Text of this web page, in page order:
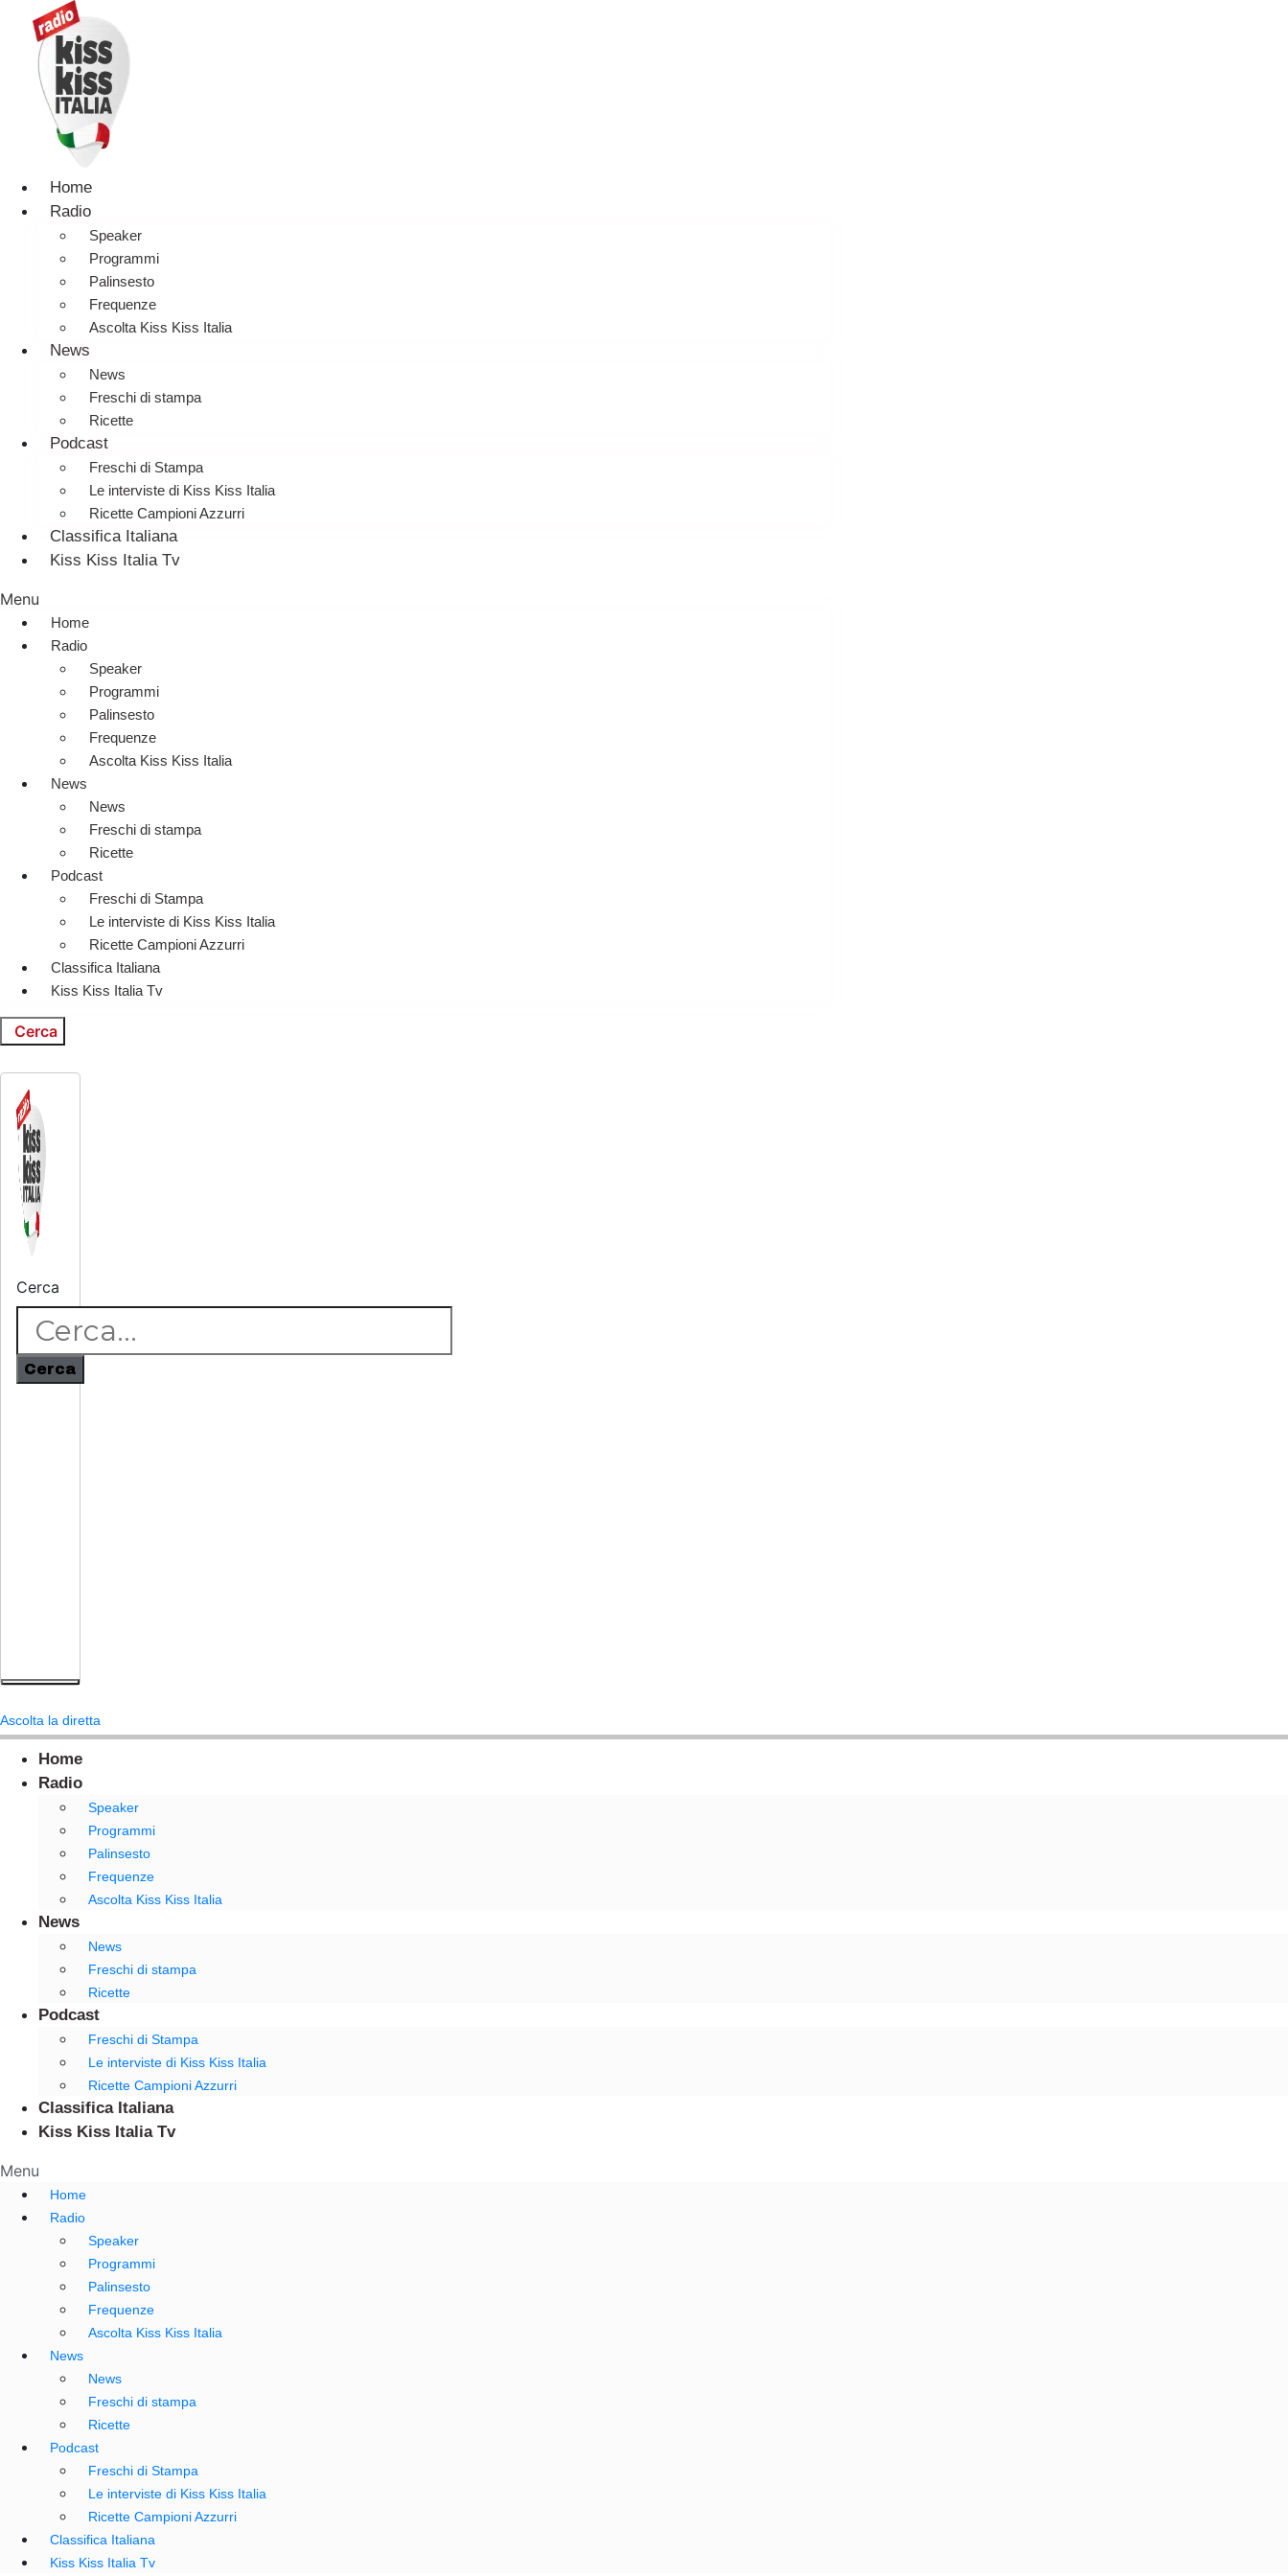
Home
Radio
Speaker
Programmi
Palinsesto
Frequenze
Ascolta Kiss Kiss Italia
News
News
Freschi di stampa
Ricette
Podcast
Freschi di Stampa
Le interviste di Kiss Kiss Italia
Ricette Campioni Azzurri
Classifica Italiana
Kiss Kiss Italia Tv
Menu
Home
Radio
Speaker
Programmi
Palinsesto
Frequenze
Ascolta Kiss Kiss Italia
News
News
Freschi di stampa
Ricette
Podcast
Freschi di Stampa
Le interviste di Kiss Kiss Italia
Ricette Campioni Azzurri
Classifica Italiana
Kiss Kiss Italia Tv
Cerca
Cerca
Cerca
Ascolta la diretta
Home
Radio
Speaker
Programmi
Palinsesto
Frequenze
Ascolta Kiss Kiss Italia
News
News
Freschi di stampa
Ricette
Podcast
Freschi di Stampa
Le interviste di Kiss Kiss Italia
Ricette Campioni Azzurri
Classifica Italiana
Kiss Kiss Italia Tv
Menu
Home
Radio
Speaker
Programmi
Palinsesto
Frequenze
Ascolta Kiss Kiss Italia
News
News
Freschi di stampa
Ricette
Podcast
Freschi di Stampa
Le interviste di Kiss Kiss Italia
Ricette Campioni Azzurri
Classifica Italiana
Kiss Kiss Italia Tv